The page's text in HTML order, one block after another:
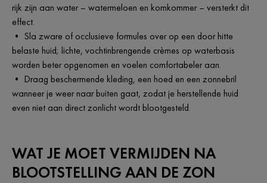
rijk zijn aan water – watermeloen en komkommer – versterkt dit
effect.
• Sla zware of occlusieve formules over op een door hitte
belaste huid; lichte, vochtinbrengende crèmes op waterbasis
worden beter opgenomen en voelen comfortabeler aan.
• Draag beschermende kleding, een hoed en een zonnebril
wanneer je weer naar buiten gaat, zodat je herstellende huid
even niet aan direct zonlicht wordt blootgesteld.
WAT JE MOET VERMIJDEN NA
BLOOTSTELLING AAN DE ZON